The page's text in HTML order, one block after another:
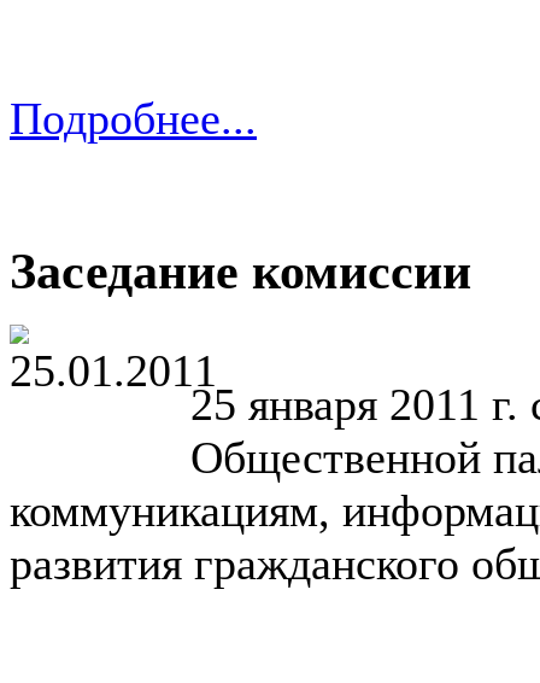
Подробнее...
Заседание комиссии
25 января 2011 г.
Общественной
коммуникациям,
развития гражданского